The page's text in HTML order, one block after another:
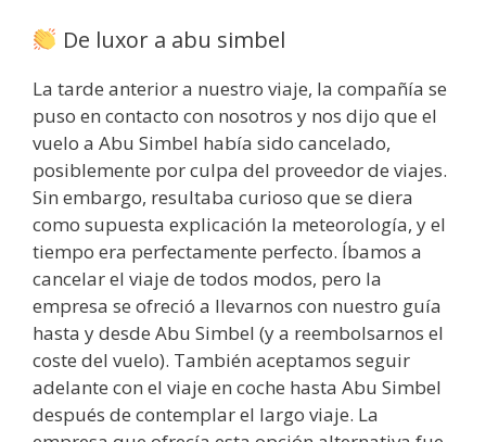
De luxor a abu simbel
La tarde anterior a nuestro viaje, la compañía se
puso en contacto con nosotros y nos dijo que el
vuelo a Abu Simbel había sido cancelado,
posiblemente por culpa del proveedor de viajes.
Sin embargo, resultaba curioso que se diera
como supuesta explicación la meteorología, y el
tiempo era perfectamente perfecto. Íbamos a
cancelar el viaje de todos modos, pero la
empresa se ofreció a llevarnos con nuestro guía
hasta y desde Abu Simbel (y a reembolsarnos el
coste del vuelo). También aceptamos seguir
adelante con el viaje en coche hasta Abu Simbel
después de contemplar el largo viaje. La